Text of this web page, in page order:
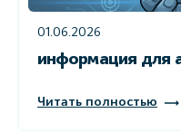
01.06.2026
информация для
Читать полностью